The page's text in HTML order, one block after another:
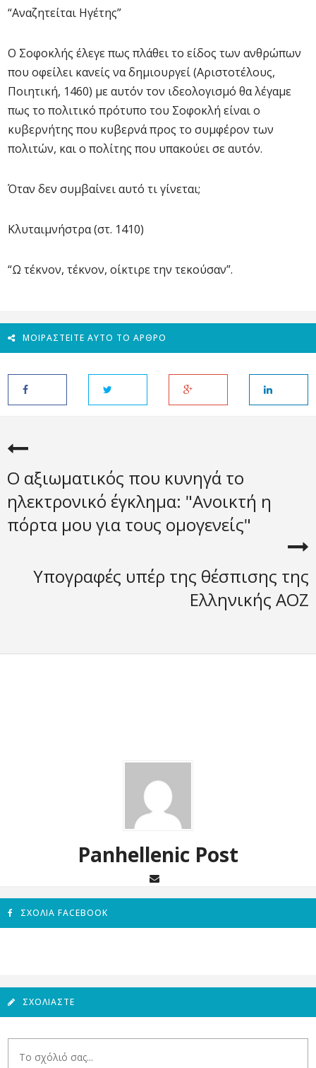
“Αναζητείται Ηγέτης”
Ο Σοφοκλής έλεγε πως πλάθει το είδος των ανθρώπων
που οφείλει κανείς να δημιουργεί (Αριστοτέλους,
Ποιητική, 1460) με αυτόν τον ιδεολογισμό θα λέγαμε
πως το πολιτικό πρότυπο του Σοφοκλή είναι ο
κυβερνήτης που κυβερνά προς το συμφέρον των
πολιτών, και ο πολίτης που υπακούει σε αυτόν.
Όταν δεν συμβαίνει αυτό τι γίνεται;
Κλυταιμνήστρα (στ. 1410)
“Ω τέκνον, τέκνον, οίκτιρε την τεκούσαν”.
ΜΟΙΡΑΣΤΕΊΤΕ ΑΥΤΌ ΤΟ ΆΡΘΡΟ
Ο αξιωματικός που κυνηγά το
ηλεκτρονικό έγκλημα: "Ανοικτή η
πόρτα μου για τους ομογενείς"
Υπογραφές υπέρ της θέσπισης της
Ελληνικής ΑΟΖ
Panhellenic Post
ΣΧΌΛΙΑ FACEBOOK
ΣΧΟΛΙΆΣΤΕ